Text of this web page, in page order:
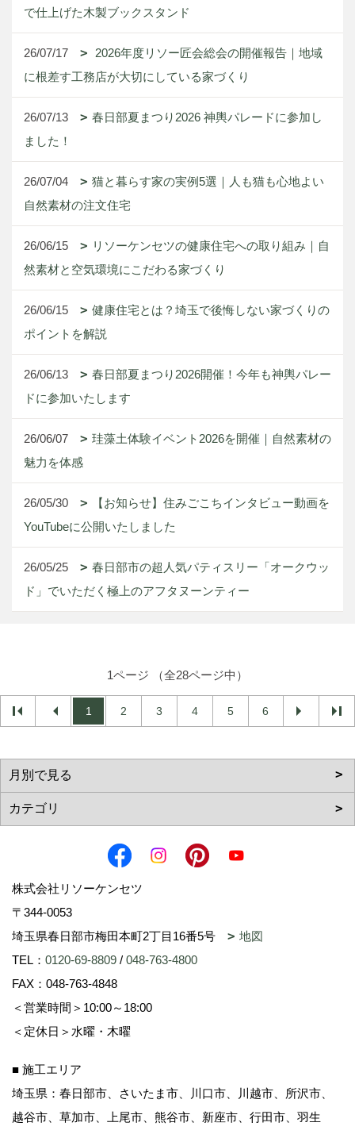
で仕上げた木製ブックスタンド
26/07/17
2026年度リソー匠会総会の開催報告｜地域
に根差す工務店が大切にしている家づくり
26/07/13
春日部夏まつり2026 神輿パレードに参加し
ました！
26/07/04
猫と暮らす家の実例5選｜人も猫も心地よい
自然素材の注文住宅
26/06/15
リソーケンセツの健康住宅への取り組み｜自
然素材と空気環境にこだわる家づくり
26/06/15
健康住宅とは？埼玉で後悔しない家づくりの
ポイントを解説
26/06/13
春日部夏まつり2026開催！今年も神輿パレー
ドに参加いたします
26/06/07
珪藻土体験イベント2026を開催｜自然素材の
魅力を体感
26/05/30
【お知らせ】住みごこちインタビュー動画を
YouTubeに公開いたしました
26/05/25
春日部市の超人気パティスリー「オークウッ
ド」でいただく極上のアフタヌーンティー
1ページ （全28ページ中）
1 2 3 4 5 6
株式会社リソーケンセツ
〒344-0053
埼玉県春日部市梅田本町2丁目16番5号
地図
TEL： 0120-69-8809 / 048-763-4800
FAX：048-763-4848
＜営業時間＞10:00～18:00
＜定休日＞水曜・木曜
■ 施工エリア
埼玉県：春日部市、さいたま市、川口市、川越市、所沢市、
越谷市、草加市、上尾市、熊谷市、新座市、行田市、羽生